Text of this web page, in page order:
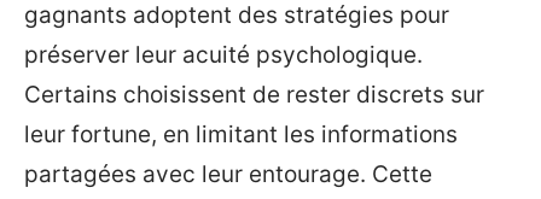
gagnants adoptent des stratégies pour
préserver leur acuité psychologique.
Certains choisissent de rester discrets sur
leur fortune, en limitant les informations
partagées avec leur entourage. Cette